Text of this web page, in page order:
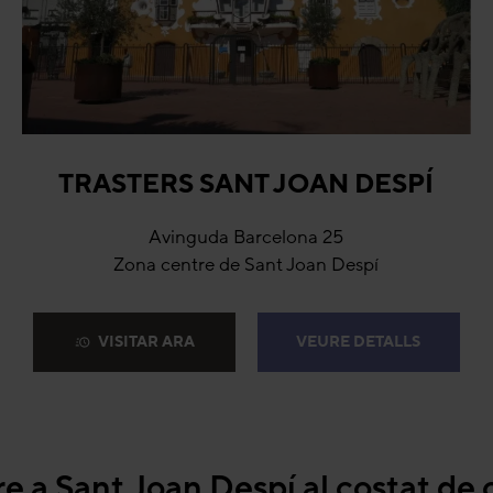
TRASTERS SANT JOAN DESPÍ
Avinguda Barcelona 25
Zona centre de Sant Joan Despí
VISITAR ARA VEURE DETALLS